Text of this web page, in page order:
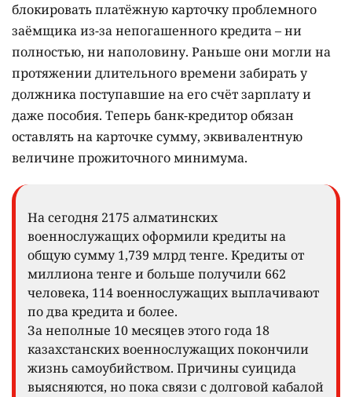
блокировать платёжную карточку проблемного
заёмщика из-за непогашенного кредита – ни
полностью, ни наполовину. Раньше они могли на
протяжении длительного времени забирать у
должника поступавшие на его счёт зарплату и
даже пособия. Теперь банк-кредитор обязан
оставлять на карточке сумму, эквивалентную
величине прожиточного минимума.
На сегодня 2175 алматинских
военнослужащих оформили кредиты на
общую сумму 1,739 млрд тенге. Кредиты от
миллиона тенге и больше получили 662
человека, 114 военнослужащих выплачивают
по два кредита и более.
За неполные 10 месяцев этого года 18
казахстанских военнослужащих покончили
жизнь самоубийством. Причины суицида
выясняются, но пока связи с долговой кабалой